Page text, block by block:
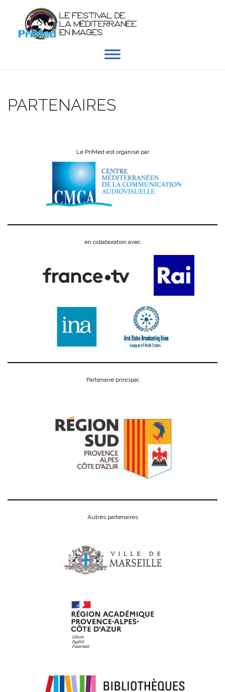
contenu
PARTENAIRES
Le PriMed est organisé par
en collaboration avec
Partenaire principal
Autres partenaires